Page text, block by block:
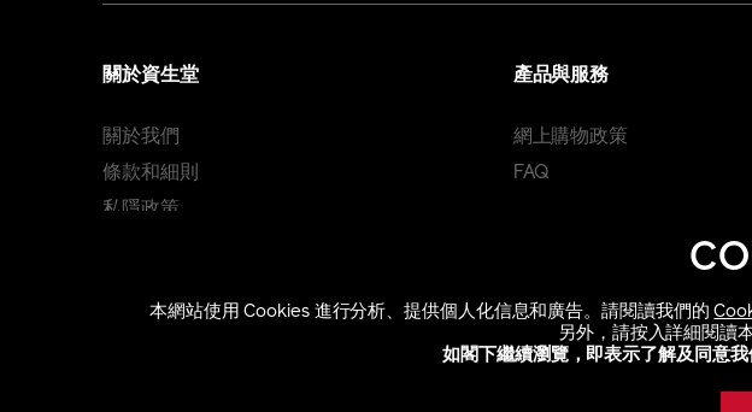
本網站使用 Cookies 進行分析、提供個人化信息和廣告。請閱讀我們的
另外，請按入詳細閱讀
如閣下繼續瀏覽，即表示了解及同意
關於資生堂
關於我們
條款和細則
私隱政策
產品與服務
網上購物政策
FAQ